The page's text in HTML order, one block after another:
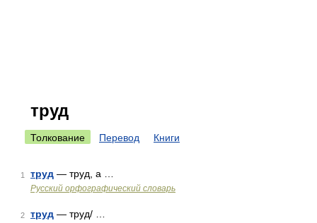
труд
Толкование Перевод Книги
1 труд — труд, а …
Русский орфографический словарь
2 труд — труд/ …